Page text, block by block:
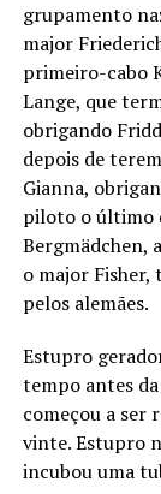
grupamento
major
primeiro-cabo
Lange, que
obrigando
depois de
Gianna,
piloto o último
Bergmädchen,
o major Fisher,
pelos alemães.
Estupro
tempo antes
começou a ser
vinte. Estupro
incubou uma